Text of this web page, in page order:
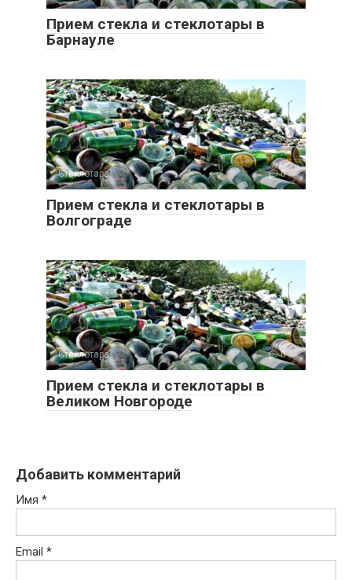
Прием стекла и стеклотары в
Барнауле
Стеклотара 0
Прием стекла и стеклотары в
Волгограде
Стеклотара 0
Прием стекла и стеклотары в
Великом Новгороде
Добавить комментарий
Имя *
Email *